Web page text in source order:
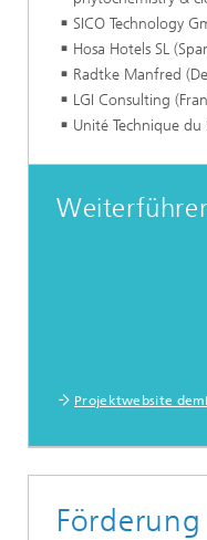
SICO Technology
Hosa Hotels SL
Radtke Manfred
LGI Consulting
Unité Technique du
Projektwebsite
Förderung